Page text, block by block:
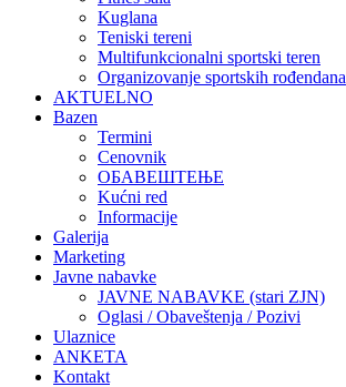
Kuglana
Teniski tereni
Multifunkcionalni sportski teren
Organizovanje sportskih rođendana
AKTUELNO
Bazen
Termini
Cenovnik
ОБАВЕШТЕЊЕ
Kućni red
Informacije
Galerija
Marketing
Javne nabavke
JAVNE NABAVKE (stari ZJN)
Oglasi / Obaveštenja / Pozivi
Ulaznice
ANKETA
Kontakt